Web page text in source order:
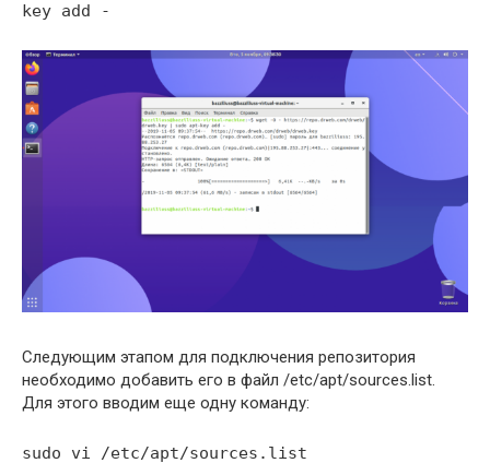
key add -
Следующим этапом для подключения репозитория
необходимо добавить его в файл /etc/apt/sources.list.
Для этого вводим еще одну команду:
sudo vi /etc/apt/sources.list